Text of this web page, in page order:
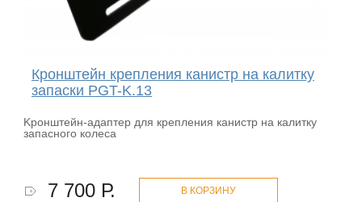
Кронштейн крепления канистр на калитку
запаски PGT-K.13
Kронштейн-адаптер для крепления канистр на калитку
запасного колеса
7 700 Р. В КОРЗИНУ